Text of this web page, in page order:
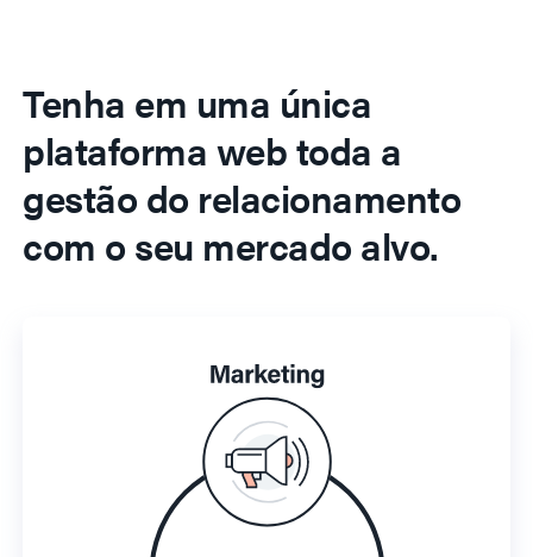
Tenha em uma única
plataforma web toda a
gestão do relacionamento
com o seu mercado alvo.